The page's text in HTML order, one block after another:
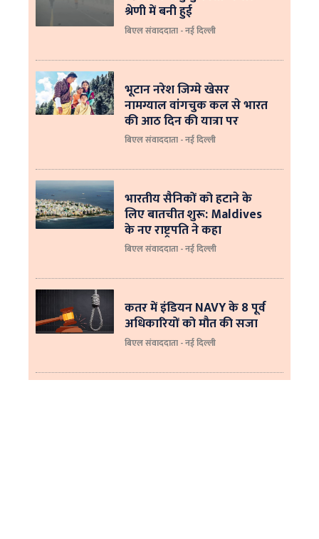
श्रेणी में बनी हुई
बिएल संवाददाता - नई दिल्ली
भूटान नरेश जिग्मे खेसर
नामग्याल वांगचुक कल से भारत
की आठ दिन की यात्रा पर
बिएल संवाददाता - नई दिल्ली
भारतीय सैनिकों को हटाने के
लिए बातचीत शुरू: Maldives
के नए राष्ट्रपति ने कहा
बिएल संवाददाता - नई दिल्‍ली
कतर में इंडियन NAVY के 8 पूर्व
अधिकारियों को मौत की सजा
बिएल संवाददाता - नई दिल्ली